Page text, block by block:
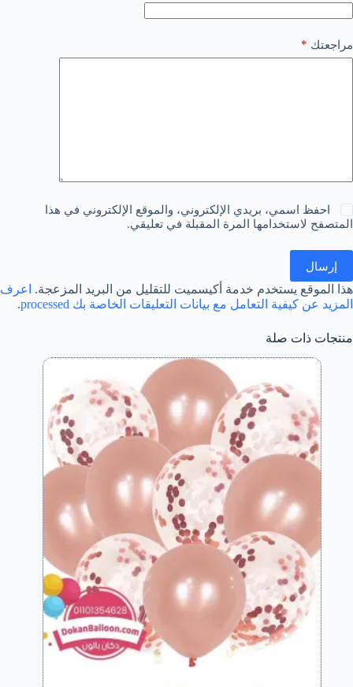
مراجعتك *
احفظ اسمي، بريدي الإلكتروني، والموقع الإلكتروني في هذا
المتصفح لاستخدامها المرة المقبلة في تعليقي.
إرسال
هذا الموقع يستخدم خدمة أكيسميت للتقليل من البريد المزعجة.
اعرف
المزيد عن كيفية التعامل مع بيانات التعليقات الخاصة بك processed
.
منتجات ذات صلة